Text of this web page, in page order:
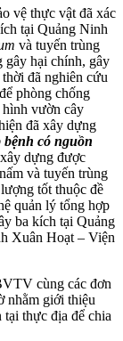
vệ thực vật đã xác
tại Quảng Ninh
và tuyến trùng
hại chính, gây
đã nghiên cứu
phòng chống
vườn cây
đã xây dựng
có nguồn
dựng được
và tuyến trùng
tốt thuộc đề
quản lý tổng hợp
ba kích tại Quảng
Xuân Hoạt – Viện
cùng các đơn
nhằm giới thiệu
tại thực địa để chia